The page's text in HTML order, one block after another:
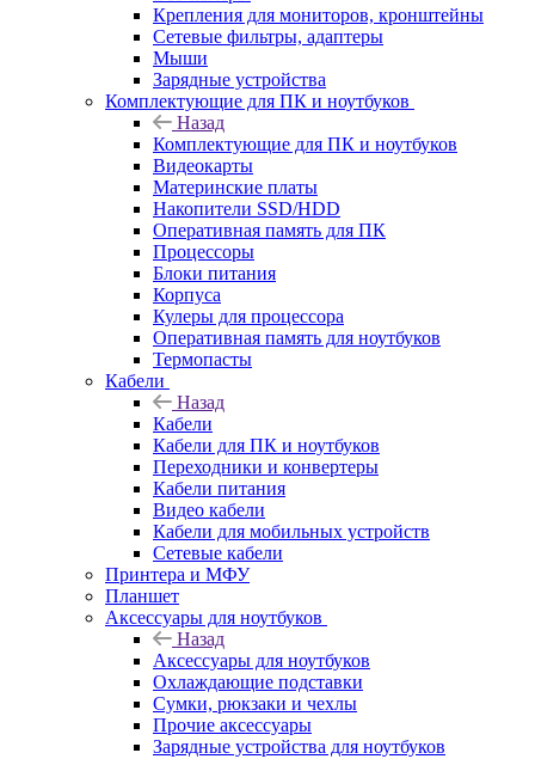
Крепления для мониторов, кронштейны
Сетевые фильтры, адаптеры
Мыши
Зарядные устройства
Комплектующие для ПК и ноутбуков
Назад
Комплектующие для ПК и ноутбуков
Видеокарты
Материнские платы
Накопители SSD/HDD
Оперативная память для ПК
Процессоры
Блоки питания
Корпуса
Кулеры для процессора
Оперативная память для ноутбуков
Термопасты
Кабели
Назад
Кабели
Кабели для ПК и ноутбуков
Переходники и конвертеры
Кабели питания
Видео кабели
Кабели для мобильных устройств
Сетевые кабели
Принтера и МФУ
Планшет
Аксессуары для ноутбуков
Назад
Аксессуары для ноутбуков
Охлаждающие подставки
Сумки, рюкзаки и чехлы
Прочие аксессуары
Зарядные устройства для ноутбуков